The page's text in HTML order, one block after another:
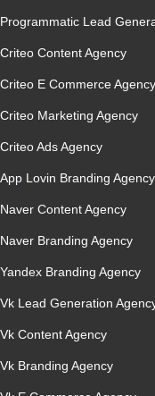
Programmatic Lead
Criteo Content Agency
Criteo E Commerce Agency
Criteo Marketing Agency
Criteo Ads Agency
App Lovin Branding Agency
Naver Content Agency
Naver Branding Agency
Yandex Branding Agency
Vk Lead Generation
Vk Content Agency
Vk Branding Agency